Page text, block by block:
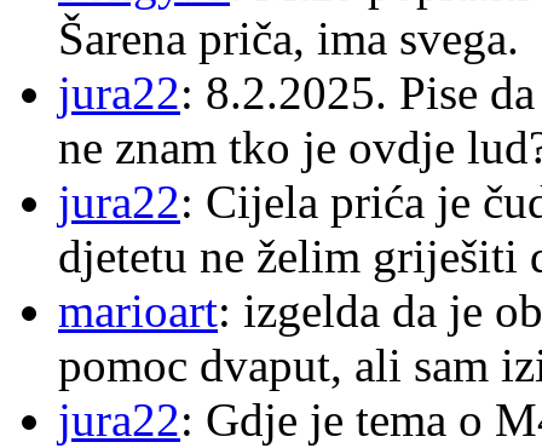
Šarena priča, ima svega.
jura22: 8.2.2025. Pise
ne znam tko je ovdje
jura22: Cijela prića je
djetetu ne želim griješiti
marioart: izgelda da je
pomoc dvaput, ali sam
jura22: Gdje je tema o